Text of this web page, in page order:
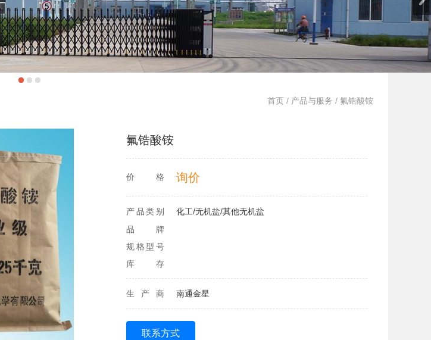
首页 / 产品与服务 / 氟锆酸铵
氟锆酸铵
价格 询价
产品类别
化工/无机盐/其他无机盐
品牌
规格型号
库存
生产商 南通金星
联系方式